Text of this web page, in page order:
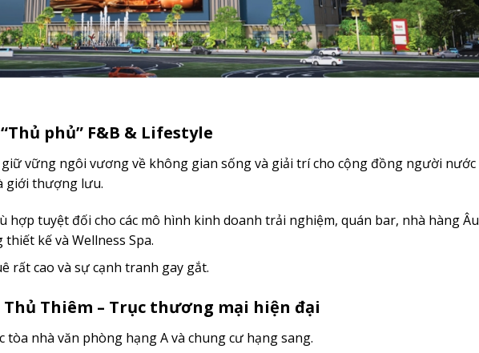
phủ” F&B & Lifestyle
giữ vững ngôi vương về không gian sống và giải trí cho cộng đồng người nước
giới thượng lưu.
hợp tuyệt đối cho các mô hình kinh doanh trải nghiệm, quán bar, nhà hàng Âu
kế và Wellness Spa.
rất cao và sự cạnh tranh gay gắt.
Thiêm – Trục thương mại hiện đại
tòa nhà văn phòng hạng A và chung cư hạng sang.